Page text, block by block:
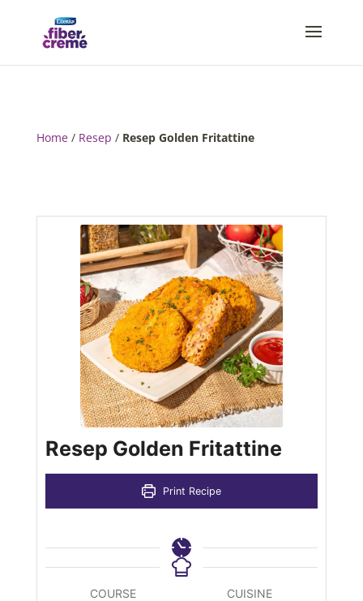
Home/ Resep / Resep Golden Fritattine
Resep Golden Fritattine
Print Recipe
COURSE
CUISINE